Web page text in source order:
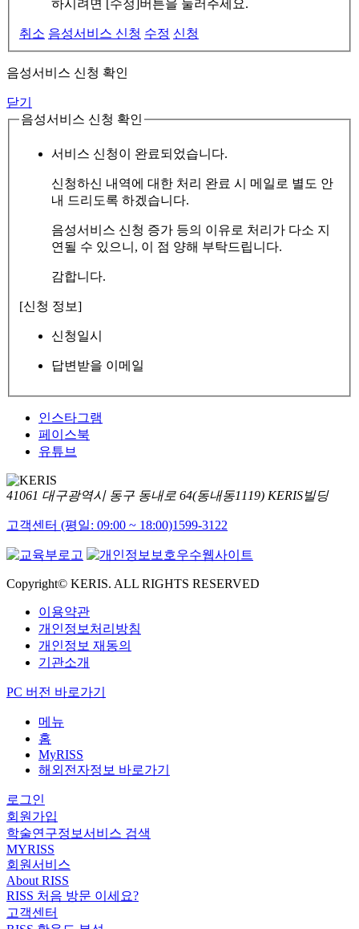
하시려면 [수정]버튼을 눌러주세요.
취소 음성서비스 신청 수정 신청
음성서비스 신청 확인
닫기
음성서비스 신청 확인
서비스 신청이 완료되었습니다.
신청하신 내역에 대한 처리 완료 시 메일로 별도 안
내 드리도록 하겠습니다.
음성서비스 신청 증가 등의 이유로 처리가 다소 지
연될 수 있으니, 이 점 양해 부탁드립니다.
감합니다.
[신청 정보]
신청일시
답변받을 이메일
인스타그램
페이스북
유튜브
41061 대구광역시 동구 동내로 64(동내동1119) KERIS빌딩
고객센터 (평일: 09:00 ~ 18:00)1599-3122
Copyright© KERIS. ALL RIGHTS RESERVED
이용약관
개인정보처리방침
개인정보 재동의
기관소개
PC 버전 바로가기
메뉴
홈
MyRISS
해외전자정보 바로가기
로그인
회원가입
학술연구정보서비스 검색
MYRISS
회원서비스
About RISS
RISS 처음 방문 이세요?
고객센터